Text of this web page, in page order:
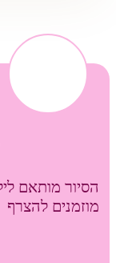
מוזמנים להצרף